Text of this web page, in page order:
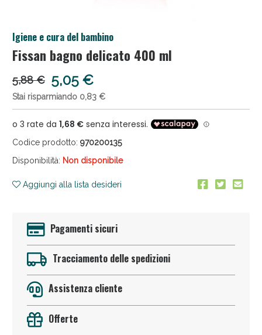
Igiene e cura del bambino
Fissan bagno delicato 400 ml
5,88 € 5,05 €
Stai risparmiando 0,83 €
Codice prodotto: 970200135
Disponibilità: Non disponibile
Aggiungi alla lista desideri
Pagamenti sicuri
Tracciamento delle spedizioni
Assistenza cliente
Offerte
Salini e Multivitaminici: oggi Sconto extra fino al
Anticellulite e Fanghi: Sconto fino al 40% valido
oggi!